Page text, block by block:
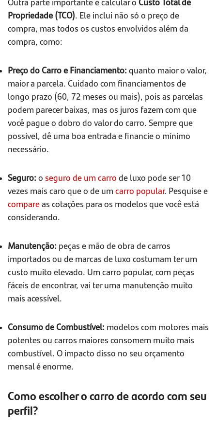
Propriedade (TCO). Ele inclui não só o preço de
compra, mas todos os custos envolvidos além da
compra, como:
Preço do Carro e Financiamento: quanto maior o valor,
maior a parcela. Cuidado com financiamentos de
longo prazo (60, 72 meses ou mais), pois as parcelas
podem parecer baixas, mas os juros fazem com que
você pague o dobro do valor do carro. Sempre que
possível, dê uma boa entrada e financie o mínimo
necessário.
Seguro: o seguro de um carro de luxo pode ser 10
vezes mais caro que o de um carro popular. Pesquise e
compareas cotações para os modelos que você está
considerando.
Manutenção: peças e mão de obra de carros
importados ou de marcas de luxo costumam ter um
custo muito elevado. Um carro popular, com peças
fáceis de encontrar, vai ter uma manutenção muito
mais acessível.
Consumo de Combustível: modelos com motores mais
potentes ou carros maiores consomem muito mais
combustível. O impacto disso no seu orçamento
mensal é enorme.
Como escolher o carro de acordo com seu
perfil?